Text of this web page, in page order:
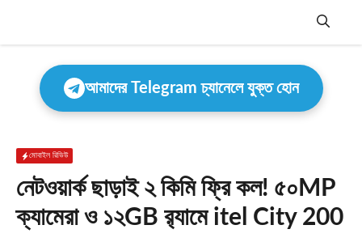
Menu
আমাদের Telegram চ্যানেলে যুক্ত হোন
মোবাইল রিভিউ
নেটওয়ার্ক ছাড়াই ২ কিমি ফ্রি কল! ৫০MP
ক্যামেরা ও ১২GB র‍্যামে itel City 200